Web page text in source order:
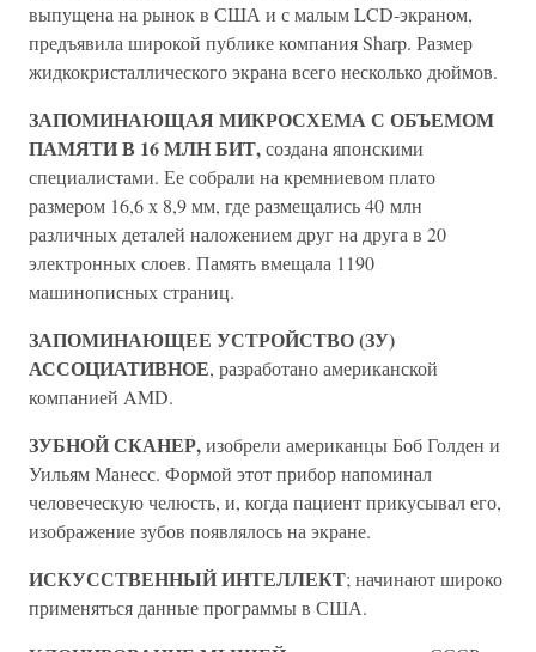
выпущена на рынок в США и с малым LCD-экраном,
предъявила широкой публике компания Sharp. Размер
жидкокристаллического экрана всего несколько дюймов.
ЗАПОМИНАЮЩАЯ МИКРОСХЕМА С ОБЪЕМОМ
ПАМЯТИ В 16 МЛН БИТ,создана японскими
специалистами. Ее собрали на кремниевом плато
размером 16,6 х 8,9 мм, где размещались 40 млн
различных деталей наложением друг на друга в 20
электронных слоев. Память вмещала 1190
машинописных страниц.
ЗАПОМИНАЮЩЕЕ УСТРОЙСТВО (ЗУ)
АССОЦИАТИВНОЕ, разработано американской
компанией AMD.
ЗУБНОЙ СКАНЕР,изобрели американцы Боб Голден и
Уильям Манесс. Формой этот прибор напоминал
человеческую челюсть, и, когда пациент прикусывал его,
изображение зубов появлялось на экране.
ИСКУССТВЕННЫЙ ИНТЕЛЛЕКТ; начинают широко
применяться данные программы в США.